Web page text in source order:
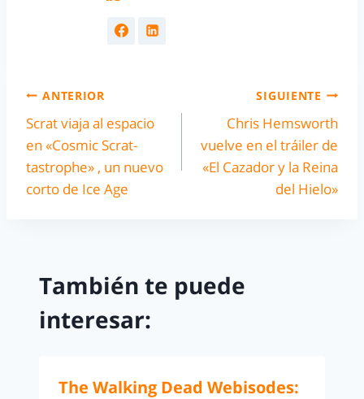
ANTERIOR
Scrat viaja al espacio
en «Cosmic Scrat-
tastrophe» , un nuevo
corto de Ice Age
SIGUIENTE
Chris Hemsworth
vuelve en el tráiler de
«El Cazador y la Reina
del Hielo»
También te puede
interesar:
The Walking Dead Webisodes: